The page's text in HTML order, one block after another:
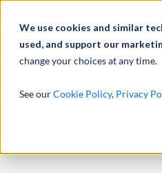
We use cookies and similar
used, and support our
change your choices at any time.
See ourCookie Policy, Privacy